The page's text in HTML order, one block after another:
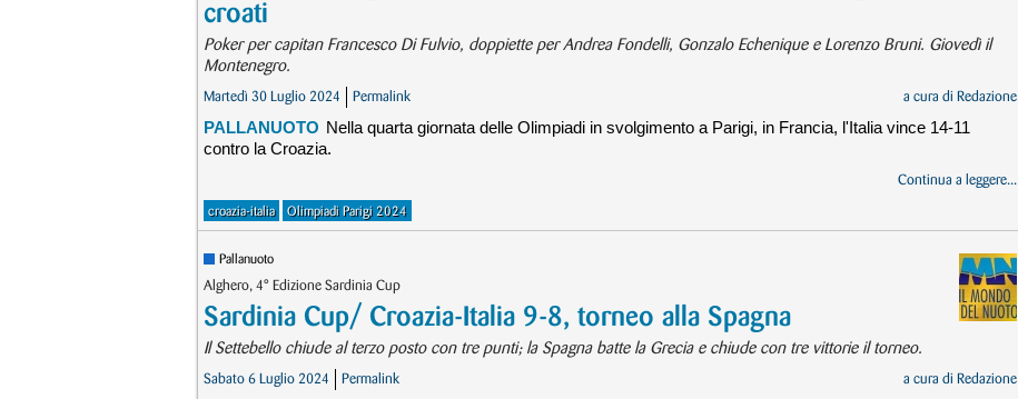
croati
Poker per capitan Francesco Di Fulvio, doppiette per Andrea Fondelli, Gonzalo Echenique e Lorenzo Bruni. Giovedì il
Montenegro.
Martedì 30 Luglio 2024 Permalink a cura di Redazione
PALLANUOTO Nella quarta giornata delle Olimpiadi in svolgimento a Parigi, in Francia, l'Italia vince 14-11
contro la Croazia.
Continua a leggere...
croazia-italia Olimpiadi Parigi 2024
Pallanuoto
Alghero, 4° Edizione Sardinia Cup
Sardinia Cup/ Croazia-Italia 9-8, torneo alla Spagna
Il Settebello chiude al terzo posto con tre punti; la Spagna batte la Grecia e chiude con tre vittorie il torneo.
Sabato 6 Luglio 2024 Permalink a cura di Redazione